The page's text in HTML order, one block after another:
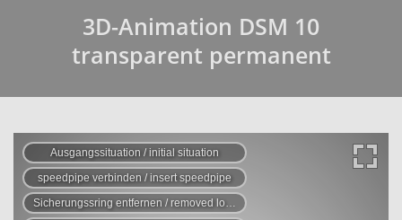
3D-Animation DSM 10
transparent permanent
Ausgangssituation / initial situation
speedpipe verbinden / insert speedpipe
Sicherungssring entfernen / removed locking ring